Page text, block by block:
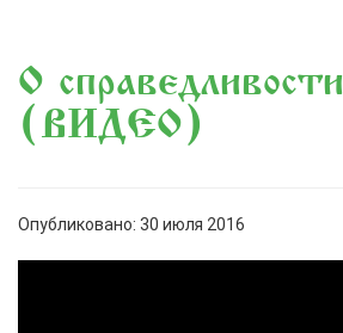
О справедливости
(ВИДЕО)
Опубликовано: 30 июля 2016